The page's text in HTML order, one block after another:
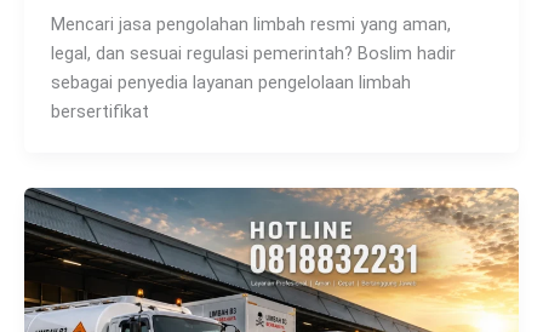
Mencari jasa pengolahan limbah resmi yang aman,
legal, dan sesuai regulasi pemerintah? Boslim hadir
sebagai penyedia layanan pengelolaan limbah
bersertifikat